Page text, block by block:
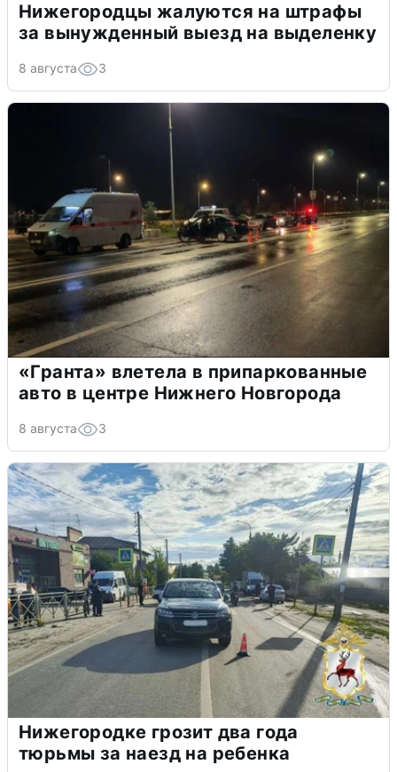
Нижегородцы жалуются на штрафы
за вынужденный выезд на выделенку
8 августа 3
«Гранта» влетела в припаркованные
авто в центре Нижнего Новгорода
8 августа 3
Нижегородке грозит два года
тюрьмы за наезд на ребенка